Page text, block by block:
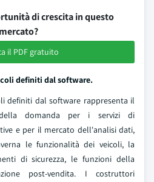
di crescita in questo
mercato?
il PDF gratuito
definiti dal software.
definiti dal software rappresenta il
della domanda per i servizi di
e per il mercato dell'analisi dati,
le funzionalità dei veicoli, la
di sicurezza, le funzioni della
post-vendita. I costruttori